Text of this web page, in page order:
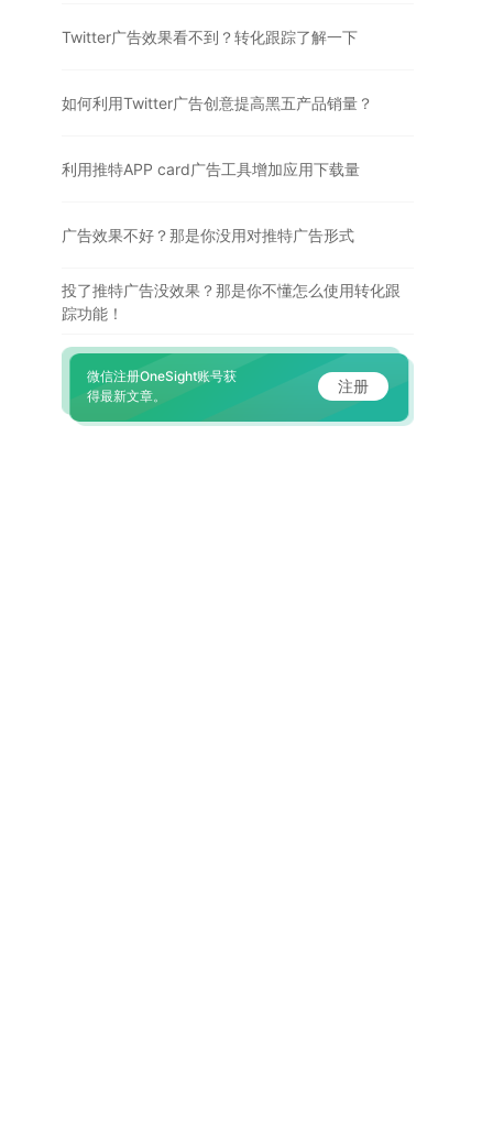
Twitter广告效果看不到？转化跟踪了解一下
如何利用Twitter广告创意提高黑五产品销量？
利用推特APP card广告工具增加应用下载量
广告效果不好？那是你没用对推特广告形式
投了推特广告没效果？那是你不懂怎么使用转化跟
踪功能！
微信注册OneSight账号获
得最新文章。
注册